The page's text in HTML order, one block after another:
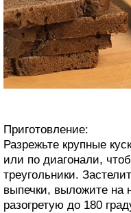
Приготовление:
Разрежьте крупные
или по диагонали,
треугольники.
выпечки, выложите на
разогретую до 180